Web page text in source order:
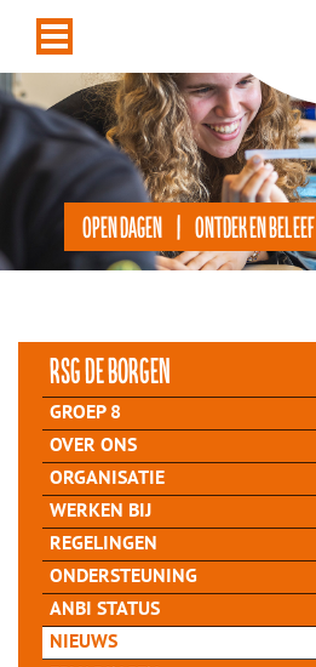
OPEN DAGEN | ONTDEK EN BELEEF
rsg de Borgen
GROEP 8
OVER ONS
ORGANISATIE
WERKEN BIJ
REGELINGEN
ONDERSTEUNING
ANBI STATUS
NIEUWS